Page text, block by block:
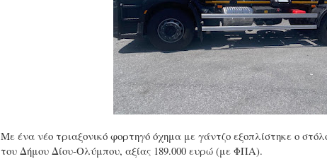
Με ένα νέο τριαξονικό φορτηγό όχημα με γάντζο εξοπλίστηκε ο
του Δήμου Δίου-Ολύμπου, αξίας 189.000 ευρώ (με ΦΠΑ).